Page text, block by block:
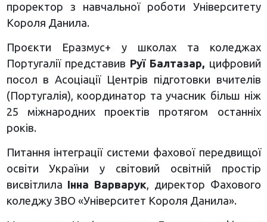
проректор з навчальної роботи Університету
Короля Данила.
Проєкти Еразмус+ у школах та коледжах
Португалії представив Руї Балтазар, цифровий
посол в Асоціації Центрів підготовки вчителів
(Португалія), координатор та учасник більш ніж
25 міжнародних проектів протягом останніх
років.
Питання інтеграції системи фахової передвищої
освіти України у світовий освітній простір
висвітлила Інна Варварук, директор Фахового
коледжу ЗВО «Університет Короля Данила».